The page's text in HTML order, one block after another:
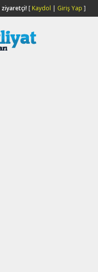
ziyaretçi![ Kaydol | Giriş Yap ]